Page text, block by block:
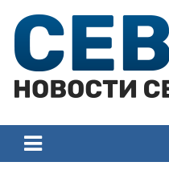
content
Севастополя
Севастополя